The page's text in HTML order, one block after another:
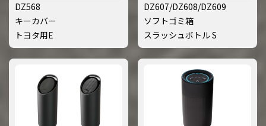
DZ568
キーカバー
トヨタ用E
DZ607/DZ608/DZ609
ソフトゴミ箱
スラッシュボトル S